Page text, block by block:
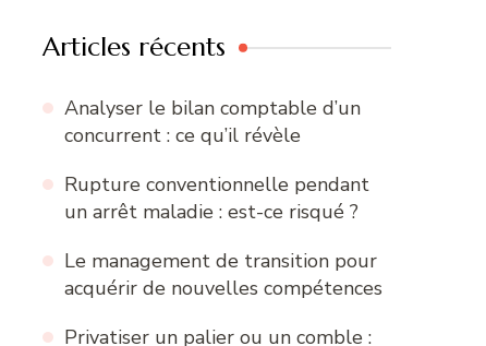
Articles récents
Analyser le bilan comptable d’un
concurrent : ce qu’il révèle
Rupture conventionnelle pendant
un arrêt maladie : est-ce risqué ?
Le management de transition pour
acquérir de nouvelles compétences
Privatiser un palier ou un comble :